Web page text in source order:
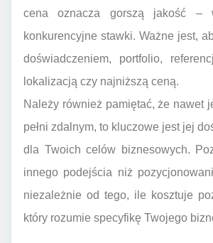
cena oznacza gorszą jakość –
konkurencyjne stawki. Ważne jest,
doświadczeniem, portfolio,
lokalizacją czy najniższą ceną.
Należy również pamiętać, że nawet
pełni zdalnym, to kluczowe jest jej
dla Twoich celów biznesowych.
innego podejścia niż
niezależnie od tego, ile kosztuje
który rozumie specyfikę Twojego